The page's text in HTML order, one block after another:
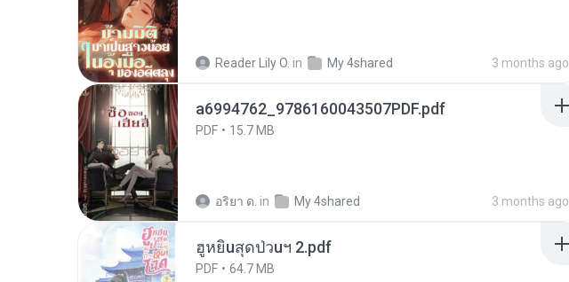
Reader Lily O. in My 4shared 3 months ago
a6994762_9786160043507PDF.pdf
PDF 15.7 MB
อริยา ด. in My 4shared 3 months ago
ฮูหยิuสุดป่วuฯ 2.pdf
PDF 64.7 MB